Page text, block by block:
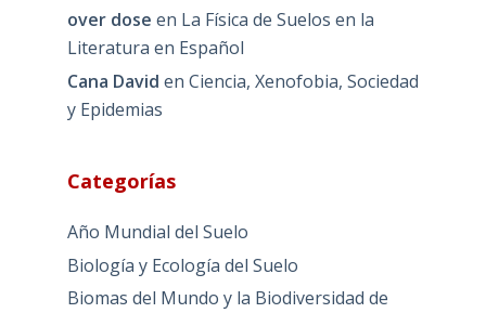
over dose en La Física de Suelos en la
Literatura en Español
Cana David en Ciencia, Xenofobia, Sociedad
y Epidemias
Categorías
Año Mundial del Suelo
Biología y Ecología del Suelo
Biomas del Mundo y la Biodiversidad de